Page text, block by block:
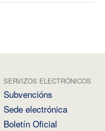
SERVIZOS ELECTRÓNICOS
Subvencións
Sede electrónica
Boletín Oficial